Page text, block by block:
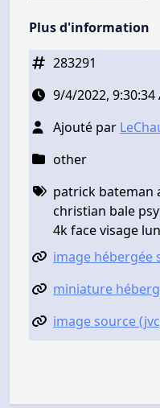
Plus d'information
283291
9/4/2022, 9:30:34
Ajouté par
other
patrick bateman
christian bale
4k face visage
image hébergée
miniature
image source